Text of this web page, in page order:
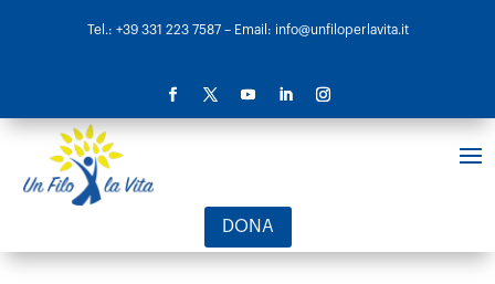
Tel.: +39 331 223 7587– Email: info@unfiloperlavita.it
DONA